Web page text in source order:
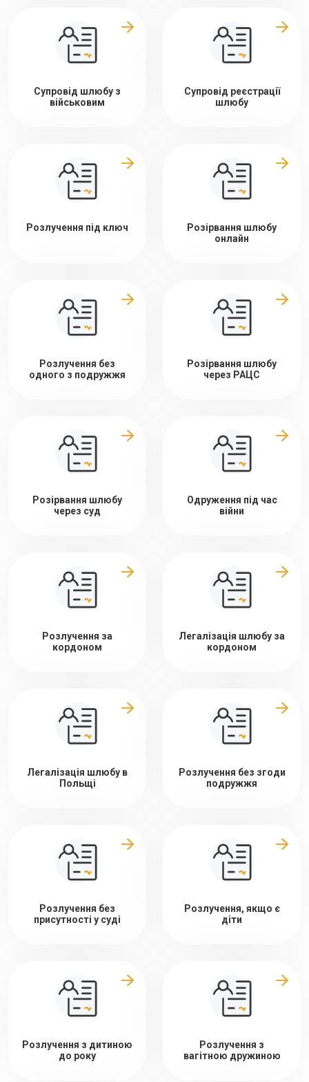
Супровід шлюбу з
військовим
Супровід реєстрації
шлюбу
Розлучення під ключ
Розірвання шлюбу
онлайн
Розлучення без
одного з подружжя
Розірвання шлюбу
через РАЦС
Розірвання шлюбу
через суд
Одруження під час
війни
Розлучення за
кордоном
Легалізація шлюбу за
кордоном
Легалізація шлюбу в
Польщі
Розлучення без згоди
подружжя
Розлучення без
присутності у суді
Розлучення, якщо є
діти
Розлучення з дитиною
до року
Розлучення з
вагітною дружиною